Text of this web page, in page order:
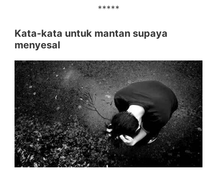
*****
Kata-kata untuk mantan supaya
menyesal